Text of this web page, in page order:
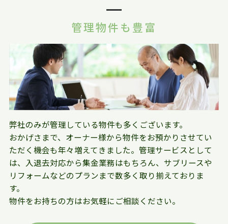
管理物件も豊富
弊社のみが管理している物件も多くございます。
おかげさまで、オーナー様から物件をお預かりさせてい
ただく機会も年々増えてきました。管理サービスとして
は、入退去対応から集金業務はもちろん、サブリースや
リフォームなどのプランまで数多く取り揃えておりま
す。
物件をお持ちの方はお気軽にご相談ください。